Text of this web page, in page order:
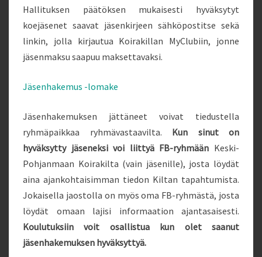
Hallituksen päätöksen mukaisesti hyväksytyt
koejäsenet saavat jäsenkirjeen sähköpostitse sekä
linkin, jolla kirjautua Koirakillan MyClubiin, jonne
jäsenmaksu saapuu maksettavaksi.
Jäsenhakemus -lomake
Jäsenhakemuksen jättäneet voivat tiedustella
ryhmäpaikkaa ryhmävastaavilta. Kun sinut on
hyväksytty jäseneksi voi liittyä FB-ryhmään Keski-
Pohjanmaan Koirakilta (vain jäsenille), josta löydät
aina ajankohtaisimman tiedon Kiltan tapahtumista.
Jokaisella jaostolla on myös oma FB-ryhmästä, josta
löydät omaan lajisi informaation ajantasaisesti.
Koulutuksiin voit osallistua kun olet saanut
jäsenhakemuksen hyväksyttyä.